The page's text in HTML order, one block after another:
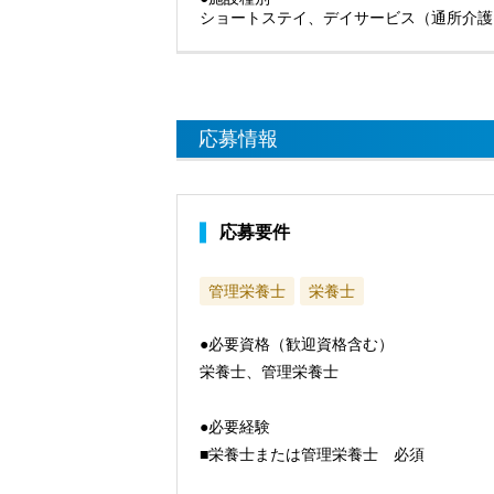
ショートステイ、デイサービス（通所介
応募情報
応募要件
管理栄養士 栄養士
●必要資格（歓迎資格含む）
栄養士、管理栄養士
●必要経験
■栄養士または管理栄養士 必須